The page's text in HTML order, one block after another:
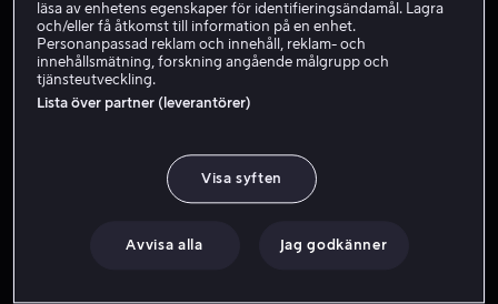
Hyr 49 kr
Köp 109 kr
ung advokat blir förälskad i en kvinna som separerat
från sin make, medan han är förlovad med kvinnans
läsa av enhetens egenskaper för identifieringsändamål. Lagra
och/eller få åtkomst till information på en enhet.
Personanpassad reklam och innehåll, reklam- och
innehållsmätning, forskning angående målgrupp och
tjänsteutveckling.
Lista över partner (leverantörer)
Visa syften
Avvisa alla Jag godkänner